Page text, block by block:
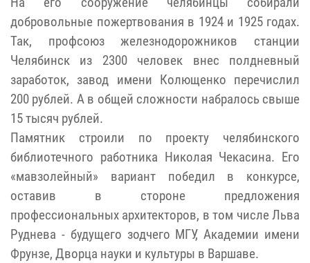
добровольные пожертвования в 1924 и 1925 годах.
Так, профсоюз железнодорожников станции
Челябинск из 2300 человек внес полдневный
заработок, завод имени Колющенко перечислил
200 рублей. А в общей сложности набралось свыше
15 тысяч рублей.
Памятник строили по проекту челябинского
библиотечного работника Николая Чекасина. Его
«мавзолейный» вариант победил в конкурсе,
оставив в стороне предложения
профессиональных архитекторов, в том числе Льва
Руднева - будущего зодчего МГУ, Академии имени
Фрунзе, Дворца науки и культуры в Варшаве.